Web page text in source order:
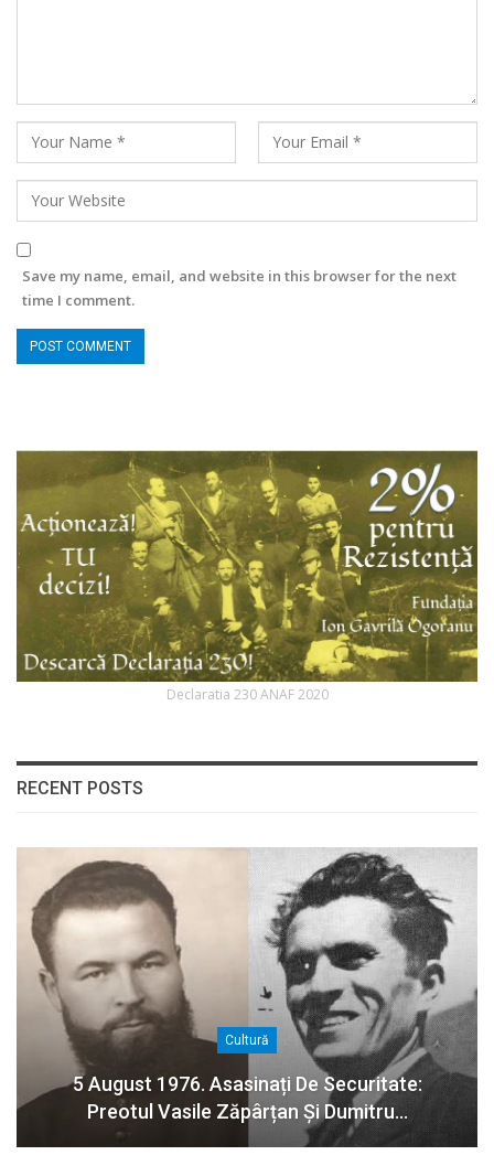
Save my name, email, and website in this browser for the next
time I comment.
Declaratia 230 ANAF 2020
RECENT POSTS
Cultură
5 August 1976. Asasinați De Securitate:
Preotul Vasile Zăpârțan Și Dumitru…